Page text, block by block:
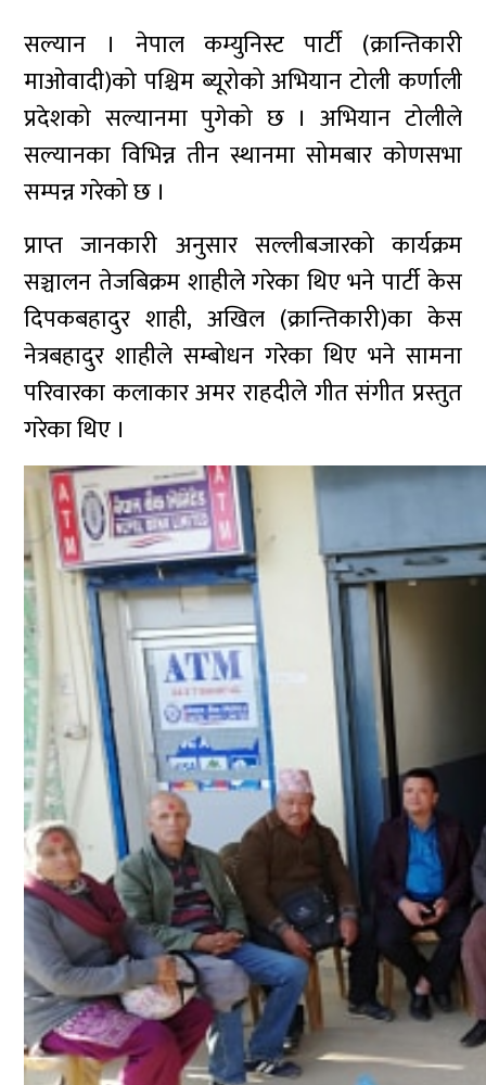
सल्यान । नेपाल कम्युनिस्ट पार्टी (क्रान्तिकारी
माओवादी)को पश्चिम ब्यूरोको अभियान टोली कर्णाली
प्रदेशको सल्यानमा पुगेको छ । अभियान टोलीले
सल्यानका विभिन्न तीन स्थानमा सोमबार कोणसभा
सम्पन्न गरेको छ ।
प्राप्त जानकारी अनुसार सल्लीबजारको कार्यक्रम
सञ्चालन तेजबिक्रम शाहीले गरेका थिए भने पार्टी केस
दिपकबहादुर शाही, अखिल (क्रान्तिकारी)का केस
नेत्रबहादुर शाहीले सम्बोधन गरेका थिए भने सामना
परिवारका कलाकार अमर राहदीले गीत संगीत प्रस्तुत
गरेका थिए ।